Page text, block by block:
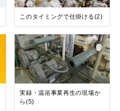
このタイミングで仕掛ける(2)
実録・温浴事業再生の現場か
ら(5)